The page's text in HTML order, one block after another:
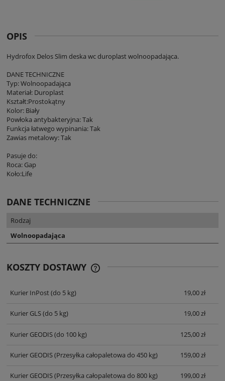
OPIS
Hydrofox Delos Slim deska wc duroplast wolnoopadająca.
DANE TECHNICZNE
Typ: Wolnoopadająca
Materiał: Duroplast
Kształt:Prostokątny
Kolor: Biały
Powłoka antybakteryjna: Tak
Funkcja łatwego wypinania: Tak
Zawias metalowy: Tak
Pasuje do:
Roca: Gap
Koło:Life
DANE TECHNICZNE
Rodzaj
Wolnoopadająca
KOSZTY DOSTAWY
Kurier InPost(do 5 kg) 19,00 zł
Kurier GLS(do 5 kg) 19,00 zł
Kurier GEODIS(do 100 kg) 125,00 zł
Kurier GEODIS(Przesyłka całopaletowa do 450 kg) 159,00 zł
Kurier GEODIS(Przesyłka całopaletowa do 800 kg) 199,00 zł